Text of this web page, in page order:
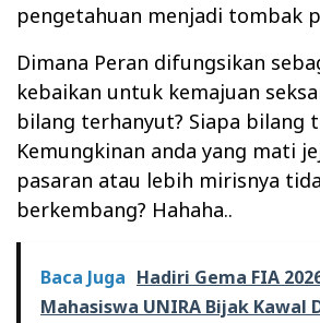
pengetahuan menjadi tombak
Dimana Peran difungsikan
kebaikan untuk kemajuan
bilang terhanyut? Siapa bilang
Kemungkinan anda yang mati
pasaran atau lebih mirisnya
berkembang? Hahaha..
Baca Juga Hadiri Gema FIA
Mahasiswa UNIRA Bijak Kawal